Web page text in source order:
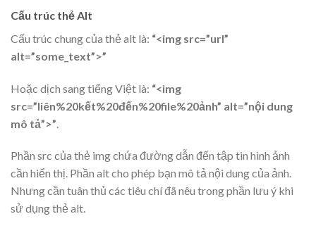
Cấu trúc thẻ Alt
Cấu trúc chung của thẻ alt là: “<img src=”url”
alt=”some_text”>”
Hoặc dịch sang tiếng Việt là: “<img
src=”liên%20kết%20đến%20file%20ảnh” alt=”nội dung
mô tả”>”
Phần src của thẻ img chứa đường dẫn đến tập tin hình ảnh
cần hiển thị. Phần alt cho phép bạn mô tả nội dung của ảnh.
Nhưng cần tuân thủ các tiêu chí đã nêu trong phần lưu ý khi
sử dụng thẻ alt.